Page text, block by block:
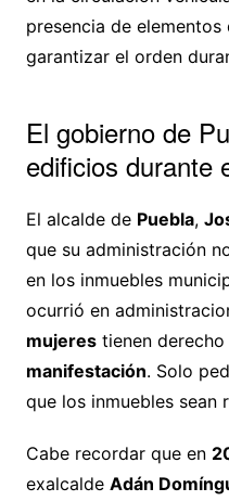
presencia de elementos
garantizar el orden
El gobierno de
edificios durante
El alcalde de Puebla,
que su administración
en los inmuebles
ocurrió en
mujerestienen derecho
manifestación. Solo
que los inmuebles sean
Cabe recordar que en
exalcalde Adán